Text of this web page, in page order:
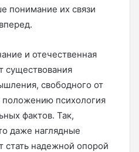
понимание их связи
и отечественная
существования
свободного от
психология
фактов. Так,
даже наглядные
стать надежной опорой